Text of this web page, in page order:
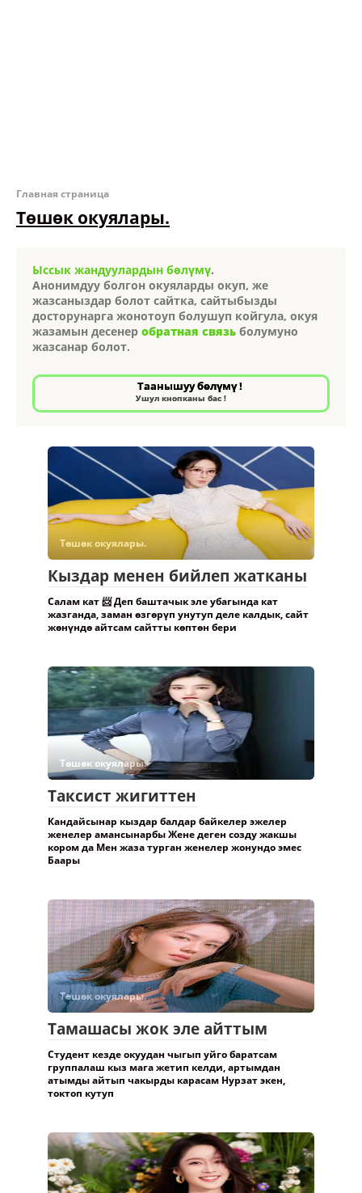
Главная страница
Төшөк окуялары.
Ыссык жандуулардын бөлүмү.
Анонимдуу болгон окуяларды окуп, же
жазсаныздар болот сайтка, сайтыбызды
досторунарга жонотоуп болушуп койгула, окуя
жазамын десенер обратная связь болумуно
жазсанар болот.
Таанышуу бөлүмү !
Ушул кнопканы бас !
Төшөк окуялары.
Кыздар менен бийлеп жатканы
Салам кат 📨 Деп баштачык эле убагында кат
жазганда, заман өзгөрүп унутуп деле калдык, сайт
жөнүндө айтсам сайтты көптөн бери
Төшөк окуялары.
Таксист жигиттен
Кандайсынар кыздар балдар байкелер эжелер
женелер амансынарбы Жене деген созду жакшы
кором да Мен жаза турган женелер жонундо эмес
Баары
Төшөк окуялары.
Тамашасы жок эле айттым
Студент кезде окуудан чыгып уйго баратсам
группалаш кыз мага жетип келди, артымдан
атымды айтып чакырды карасам Нурзат экен,
токтоп кутуп